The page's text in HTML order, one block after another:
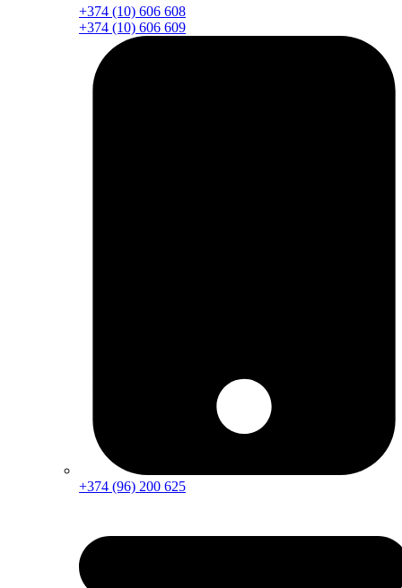
+374 (10) 606 608
+374 (10) 606 609
+374 (96) 200 625